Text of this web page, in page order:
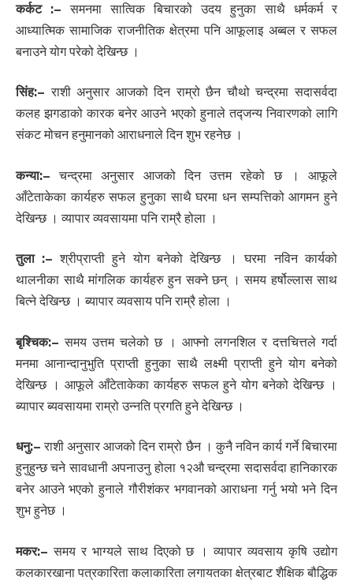
कर्कट :– समनमा सात्विक बिचारको उदय हुनुका साथै धर्मकर्म र
आध्यात्मिक सामाजिक राजनीतिक क्षेत्रमा पनि आफूलाइ अब्बल र सफल
बनाउने योग परेको देखिन्छ ।
सिंह:– राशी अनुसार आजको दिन राम्रो छैन चौथो चन्द्रमा सदासर्वदा
कलह झगडाको कारक बनेर आउने भएको हुनाले तद्जन्य निवारणको लागि
संकट मोचन हनुमानको आराधनाले दिन शुभ रहनेछ ।
कन्या:– चन्द्रमा अनुसार आजको दिन उत्तम रहेको छ । आफूले
आँटेताकेका कार्यहरु सफल हुनुका साथै घरमा धन सम्पत्तिको आगमन हुने
देखिन्छ । व्यापार व्यवसायमा पनि राम्रै होला ।
तुला :–श्रीप्राप्ती हुने योग बनेको देखिन्छ । घरमा नविन कार्यको
थालनीका साथै मांगलिक कार्यहरु हुन सक्ने छन् । समय हर्षोल्लास साथ
बित्ने देखिन्छ । ब्यापार व्यवसाय पनि राम्रै होला ।
बृश्चिक:– समय उत्तम चलेको छ । आफ्नो लगनशिल र दत्तचित्तले गर्दा
मनमा आनान्दानुभुति प्राप्ती हुनुका साथै लक्ष्मी प्राप्ती हुने योग बनेको
देखिन्छ । आफूले आँटेताकेका कार्यहरु सफल हुने योग बनेको देखिन्छ ।
ब्यापार ब्यवसायमा राम्रो उन्नति प्रगति हुने देखिन्छ ।
धनु:– राशी अनुसार आजको दिन राम्रो छैन । कुनै नविन कार्य गर्ने बिचारमा
हुनुहुन्छ चने सावधानी अपनाउनु होला १२औ चन्द्रमा सदासर्वदा हानिकारक
बनेर आउने भएको हुनाले गौरीशंकर भगवानको आराधना गर्नु भयो भने दिन
शुभ हुनेछ ।
मकर:– समय र भाग्यले साथ दिएको छ । व्यापार व्यवसाय कृषि उद्योग
कलकारखाना पत्रकारिता कलाकारिता लगायतका क्षेत्रबाट शैक्षिक बौद्धिक